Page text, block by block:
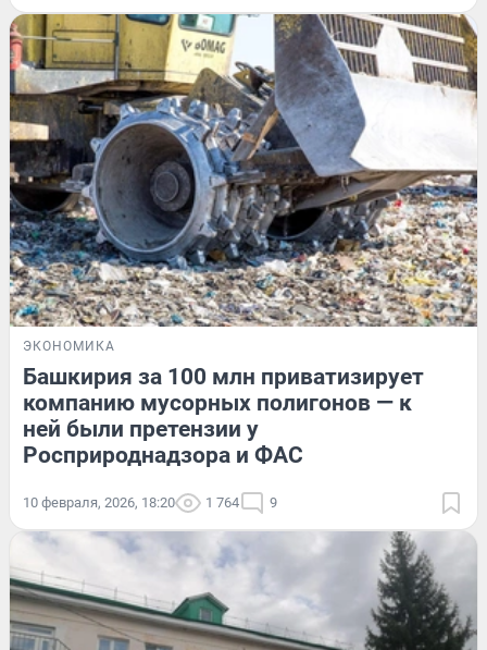
ЭКОНОМИКА
Башкирия за 100 млн приватизирует
компанию мусорных полигонов — к
ней были претензии у
Росприроднадзора и ФАС
10 февраля, 2026, 18:20 1 764 9